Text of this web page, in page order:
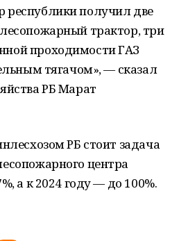
республики получил две
трактор, три
проходимости ГАЗ
тягачом», — сказал
РБ Марат
РБ стоит задача
центра
а к 2024 году — до 100%.